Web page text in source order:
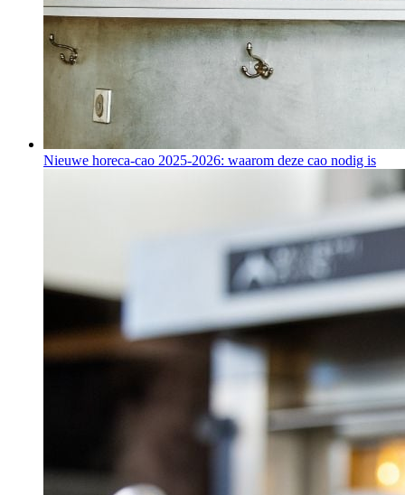
Nieuwe horeca-cao 2025-2026: waarom deze cao nodig is